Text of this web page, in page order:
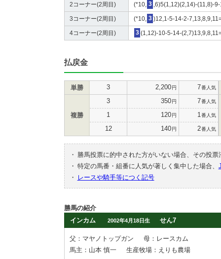
2コーナー(2周目) (*10, 3 ,6)5(1,12)(2,14)-(11,8)-
3コーナー(2周目) (*10, 3 )12,1-5-14-2-
4コーナー(2周目) 3 (1,12)-10-5-14-
払戻金
単勝 3 2,200円 7番人気
複勝
3 350円 7番人気
1 120円 1 番人気
12 140円 2番人気
・
勝馬投票に的中された方がいない場合、その投
・ 特定の馬番・組番に人気が著しく集中した場合、
・
レースや騎手等につく記号
勝馬の紹介
インカム
2002年4月18日生 せん7
父：マヤノトップガン
母：レースカム
馬主：山本 慎一
生産牧場：えりも農場